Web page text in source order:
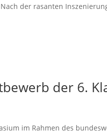
der rasanten
der 6.
im Rahmen des